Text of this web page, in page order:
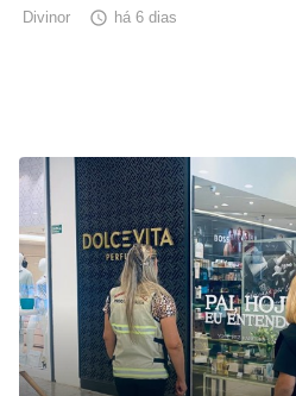
Divinor  há 6 dias